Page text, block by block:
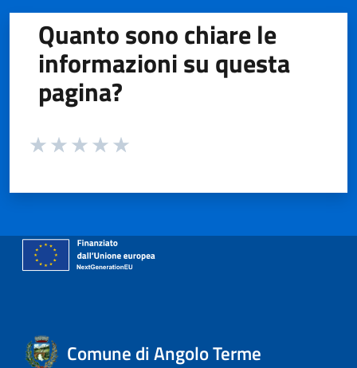
Quanto sono chiare le
informazioni su questa
pagina?
Valuta da 1 a 5 stelle la pagina
Comune di Angolo Terme